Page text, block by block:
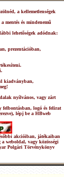
a kellemetlenségek
mentés és mindenemű
lehetőségek adódnak:
prezentációban,
kiadványban,
nyílvános, vagy zárt
logó és felirat
lépj be a HBweb
akcióiban, játékaiban
weboldal, vagy közösségi
Polgári Törvénykönyv